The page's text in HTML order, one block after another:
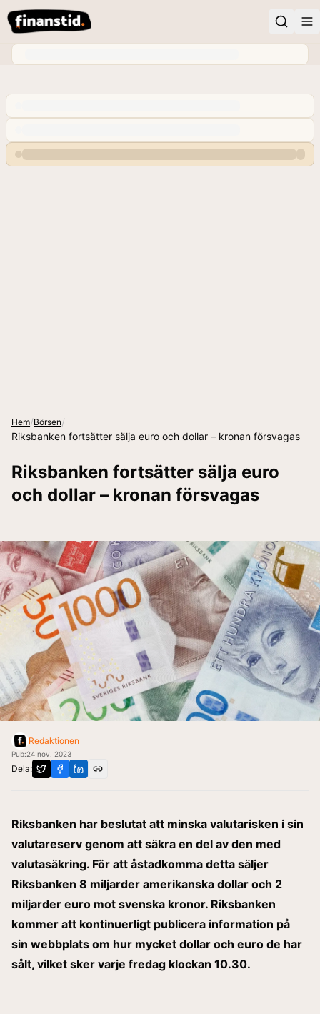
Hem/Börsen/
Riksbanken fortsätter sälja euro och dollar – kronan försvagas
Riksbanken fortsätter sälja euro
och dollar – kronan försvagas
Redaktionen
Pub:24 nov. 2023
Dela:
Riksbanken har beslutat att minska valutarisken i sin
valutareserv genom att säkra en del av den med
valutasäkring. För att åstadkomma detta säljer
Riksbanken 8 miljarder amerikanska dollar och 2
miljarder euro mot svenska kronor. Riksbanken
kommer att kontinuerligt publicera information på
sin webbplats om hur mycket dollar och euro de har
sålt, vilket sker varje fredag klockan 10.30.